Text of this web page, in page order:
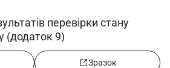
перевірки стану
(додаток 9)
Зразок